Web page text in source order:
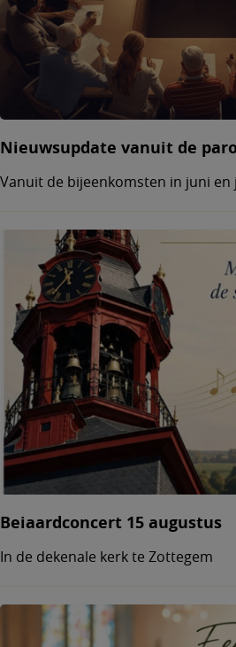
Nieuwsupdate vanuit de
Vanuit de bijeenkomsten in juni en
Beiaardconcert 15 augustus
In de dekenale kerk te Zottegem